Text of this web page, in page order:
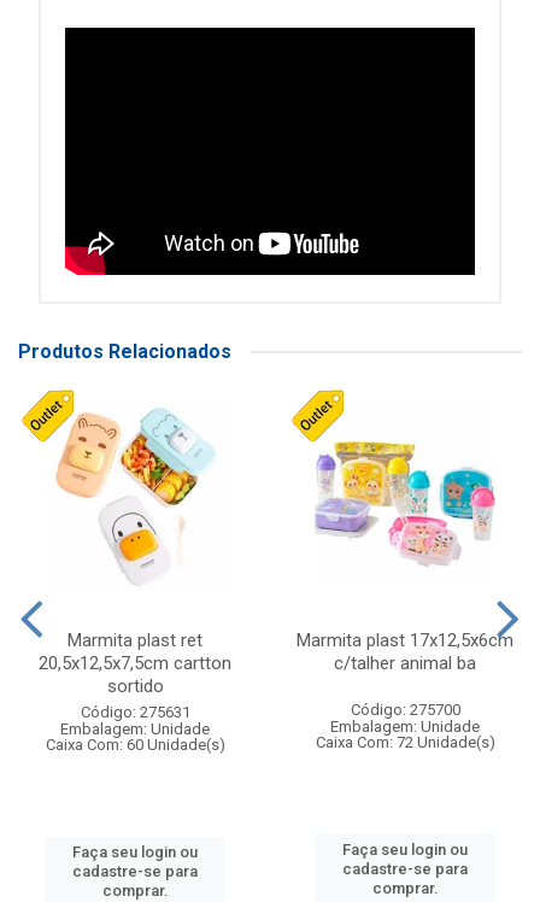
Produtos Relacionados
Marmita plast ret
20,5x12,5x7,5cm cartton
sortido
Código: 275631
Embalagem: Unidade
Caixa Com: 60 Unidade(s)
Faça seu login ou
cadastre-se para
comprar.
Marmita plast 17x12,5x6cm
c/talher animal ba
Código: 275700
Embalagem: Unidade
Caixa Com: 72 Unidade(s)
Faça seu login ou
cadastre-se para
comprar.